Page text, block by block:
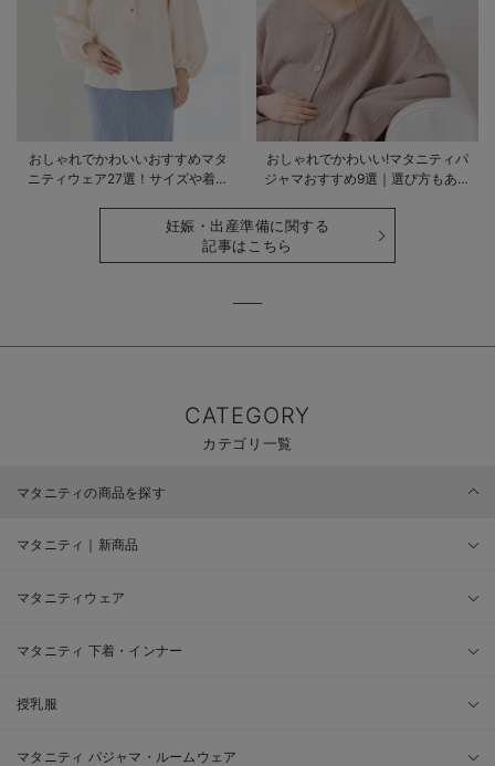
おしゃれでかわいいおすすめマタ
ニティウェア27選！サイズや着る
おしゃれでかわいい!マタニティパ
ジャマおすすめ9選｜選び方もあわ
妊娠・出産準備に関する
記事はこちら
CATEGORY
カテゴリ一覧
マタニティの商品を探す
マタニティ｜新商品
マタニティウェア
マタニティ 下着・インナー
授乳服
マタニティ パジャマ・ルームウェア